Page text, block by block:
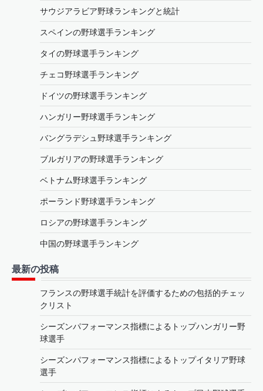
サウジアラビア野球ランキングと統計
スペインの野球選手ランキング
タイの野球選手ランキング
チェコ野球選手ランキング
ドイツの野球選手ランキング
ハンガリー野球選手ランキング
バングラデシュ野球選手ランキング
ブルガリアの野球選手ランキング
ベトナム野球選手ランキング
ポーランド野球選手ランキング
ロシアの野球選手ランキング
中国の野球選手ランキング
最新の投稿
フランスの野球選手統計を評価するための包括的チェッ
クリスト
シーズンパフォーマンス指標によるトップハンガリー野
球選手
シーズンパフォーマンス指標によるトップイタリア野球
選手